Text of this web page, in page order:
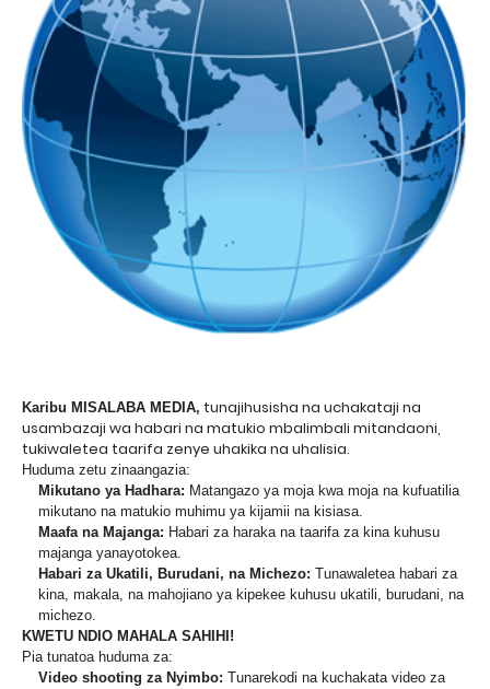
Karibu MISALABA MEDIA, tunajihusisha na uchakataji na
usambazaji wa habari na matukio mbalimbali mitandaoni,
tukiwaletea taarifa zenye uhakika na uhalisia.
Huduma zetu zinaangazia:
Mikutano ya Hadhara: Matangazo ya moja kwa moja na kufuatilia
mikutano na matukio muhimu ya kijamii na kisiasa.
Maafa na Majanga: Habari za haraka na taarifa za kina kuhusu
majanga yanayotokea.
Habari za Ukatili, Burudani, na Michezo: Tunawaletea habari za
kina, makala, na mahojiano ya kipekee kuhusu ukatili, burudani, na
michezo.
KWETU NDIO MAHALA SAHIHI!
Pia tunatoa huduma za:
Video shooting za Nyimbo: Tunarekodi na kuchakata video za